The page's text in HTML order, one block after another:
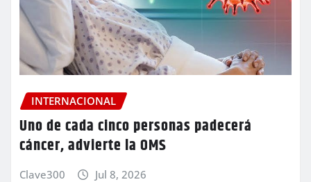
INTERNACIONAL
Uno de cada cinco personas padecerá
cáncer, advierte la OMS
Clave300 Jul 8, 2026